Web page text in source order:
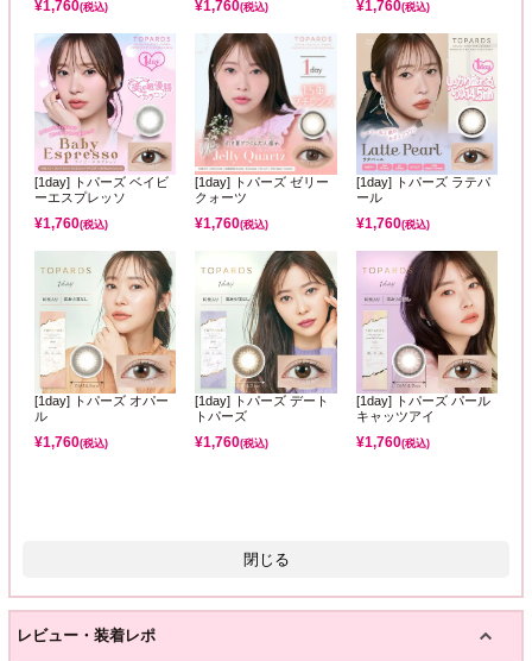
¥1,760(税込) ¥1,760(税込) ¥1,760(税込)
[1day] トパーズ ベイビ
ーエスプレッソ
¥1,760(税込)
[1day] トパーズ ゼリー
クォーツ
¥1,760(税込)
[1day] トパーズ ラテパ
ール
¥1,760(税込)
[1day] トパーズ オパー
ル
¥1,760(税込)
[1day] トパーズ デート
トパーズ
¥1,760(税込)
[1day] トパーズ パール
キャッツアイ
¥1,760(税込)
閉じる
レビュー・装着レポ